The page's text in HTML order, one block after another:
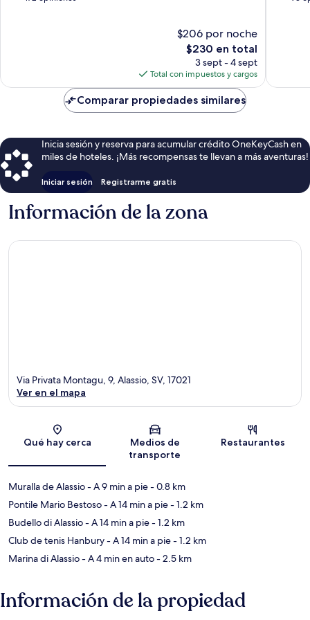
$206 por noche
El
precio
actual
es
de
$230
$230 en total
3 sept - 4 sept
Total con impuestos y cargos
Comparar propiedades similares
Inicia sesión y reserva para acumular crédito OneKeyCash en
miles de hoteles. ¡Más recompensas te llevan a más aventuras!
Iniciar sesión Registrarme gratis
Información de la zona
Sección del mapa
Via Privata Montagu, 9, Alassio, SV, 17021
Ver en el mapa
Qué hay cerca
Medios de
transporte
Restaurantes
Muralla de Alassio- A 9 min a pie- 0.8 km
Pontile Mario Bestoso- A 14 min a pie- 1.2 km
Budello di Alassio- A 14 min a pie- 1.2 km
Club de tenis Hanbury- A 14 min a pie- 1.2 km
Marina di Alassio- A 4 min en auto- 2.5 km
Información de la propiedad